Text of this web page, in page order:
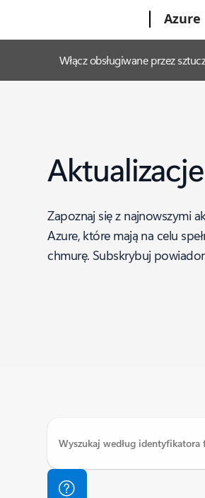
Azure
Włącz obsługiwane przez
Zapoznaj się z najnowszymi
Azure, które mają na celu
chmurę. Subskrybuj